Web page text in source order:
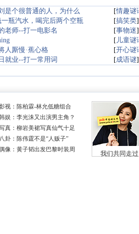
是个很普通的人，为什么 [情趣谜
一瓶汽水，喝完后两个空瓶 [搞笑类
老师--打一电影名 [事物迷
[ 儿童谜
人厮慢·蕉心格 [开心谜
就业--打一常用词 [成语谜